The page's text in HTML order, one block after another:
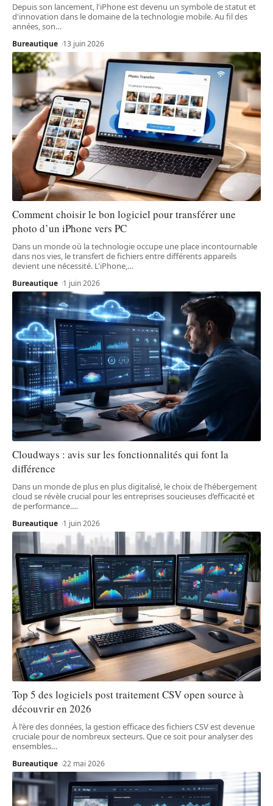
Depuis son lancement, l'iPhone est devenu un symbole de statut et
d'innovation dans le domaine de la technologie mobile. Au fil des
années, son…
Bureautique 13 juin 2026
Comment choisir le bon logiciel pour transférer une
photo d’un iPhone vers PC
Dans un monde où la technologie occupe une place incontournable
dans nos vies, le transfert de fichiers entre différents appareils
devient une nécessité. L'iPhone,…
Bureautique 1 juin 2026
Cloudways : avis sur les fonctionnalités qui font la
différence
Dans un monde de plus en plus digitalisé, le choix de l’hébergement
cloud se révèle crucial pour les entreprises soucieuses d’efficacité et
de performance.…
Bureautique 1 juin 2026
Top 5 des logiciels post traitement CSV open source à
découvrir en 2026
À l'ère des données, la gestion efficace des fichiers CSV est devenue
cruciale pour de nombreux secteurs. Que ce soit pour analyser des
ensembles…
Bureautique 22 mai 2026